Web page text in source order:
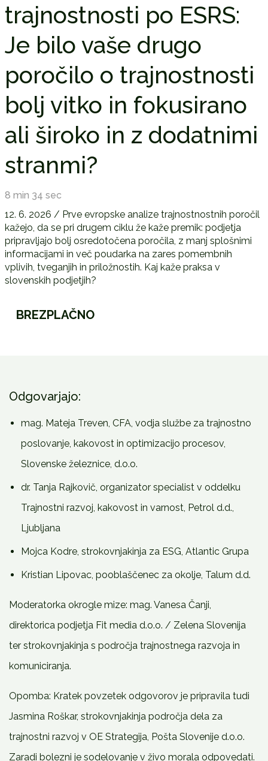
trajnostnosti po ESRS:
Je bilo vaše drugo
poročilo o trajnostnosti
bolj vitko in fokusirano
ali široko in z dodatnimi
stranmi?
8 min 34 sec
12. 6. 2026 / Prve evropske analize trajnostnostnih poročil
kažejo, da se pri drugem ciklu že kaže premik: podjetja
pripravljajo bolj osredotočena poročila, z manj splošnimi
informacijami in več poudarka na zares pomembnih
vplivih, tveganjih in priložnostih. Kaj kaže praksa v
slovenskih podjetjih?
Vprašanja
letu
poročanja
trajnostnosti
ESRS:
bilo
drugo
poročilo
trajnostnosti
vitko
fokusirano
široko
in
dodatnimi
količina
BREZPLAČNO
Odgovarjajo:
mag. Mateja Treven, CFA, vodja službe za trajnostno
poslovanje, kakovost in optimizacijo procesov,
Slovenske železnice, d.o.o.
dr. Tanja Rajkovič, organizator specialist v oddelku
Trajnostni razvoj, kakovost in varnost, Petrol d.d.,
Ljubljana
Mojca Kodre, strokovnjakinja za ESG, Atlantic Grupa
Kristian Lipovac, pooblaščenec za okolje, Talum d.d.
Moderatorka okrogle mize: mag. Vanesa Čanji,
direktorica podjetja Fit media d.o.o. / Zelena Slovenija
ter strokovnjakinja s področja trajnostnega razvoja in
komuniciranja.
Opomba: Kratek povzetek odgovorov je pripravila tudi
Jasmina Roškar, strokovnjakinja področja dela za
trajnostni razvoj v OE Strategija, Pošta Slovenije d.o.o.
Zaradi bolezni je sodelovanje v živo morala odpovedati.